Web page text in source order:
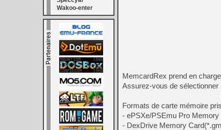
Wakoo-enter
MemcardRex prend en
Assurez-vous de
Formats de carte mémoire
- ePSXe/PSEmu Pro
- DexDrive Memory